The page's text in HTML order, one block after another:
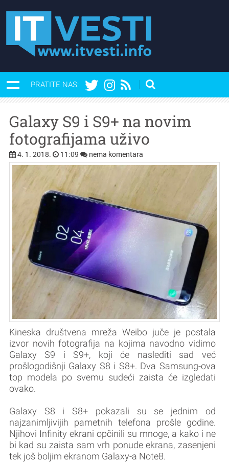
PRATITE NAS:
Galaxy S9 i S9+ na novim
fotografijama uživo
4. 1. 2018. 11:09 nema komentara
Kineska društvena mreža Weibo juče je postala
izvor novih fotografija na kojima navodno vidimo
Galaxy S9 i S9+, koji će naslediti sad već
prošlogodišnji Galaxy S8 i S8+. Dva Samsung-ova
top modela po svemu sudeći zaista će izgledati
ovako.
Galaxy S8 i S8+ pokazali su se jednim od
najzanimljivijih pametnih telefona prošle godine.
Njihovi Infinity ekrani opčinili su mnoge, a kako i ne
bi kad su zaista sam vrh ponude ekrana, zasenjeni
tek još boljim ekranom Galaxy-a Note8.